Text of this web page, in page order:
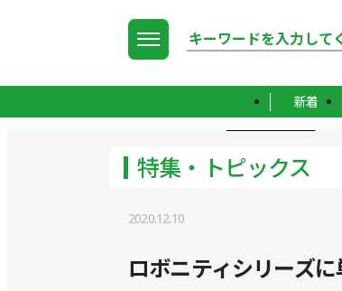
新着
特集・トピックス
2020.12.10
ロボニティシリーズ